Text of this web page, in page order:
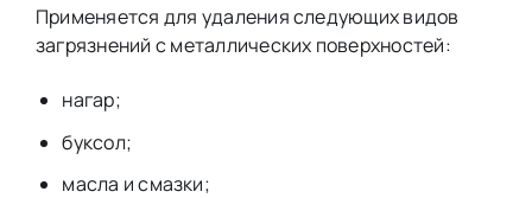
Применяется для удаления следующих видов
загрязнений с металлических поверхностей:
нагар;
буксол;
масла и смазки;